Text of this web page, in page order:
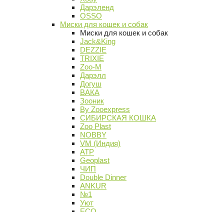
Дарэленд
OSSO
Миски для кошек и собак
Миски для кошек и собак
Jack&King
DEZZIE
TRIXIE
Zoo-M
Дарэлл
Догуш
ВАКА
Зооник
By Zooexpress
СИБИРСКАЯ КОШКА
Zoo Plast
NOBBY
VM (Индия)
АТР
Geoplast
ЧИП
Double Dinner
ANKUR
№1
Уют